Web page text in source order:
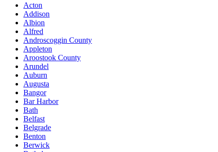
Acton
Addison
Albion
Alfred
Androscoggin County
Appleton
Aroostook County
Arundel
Auburn
Augusta
Bangor
Bar Harbor
Bath
Belfast
Belgrade
Benton
Berwick